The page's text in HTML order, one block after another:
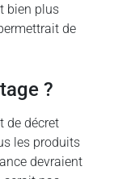
bien plus
de
?
de décret
les produits
devraient